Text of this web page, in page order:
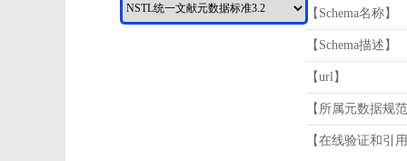
【Schema名称】
【Schema描述】
【url】
【所属元数据规
【在线验证和引